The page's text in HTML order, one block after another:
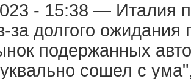
- 15:38 — Италия
за долгого
подержанных
сошел с